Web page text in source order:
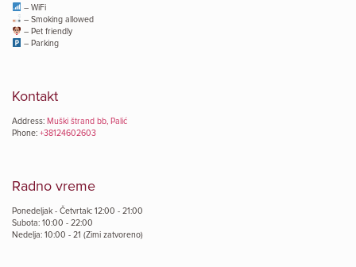
– WiFi
– Smoking allowed
– Pet friendly
– Parking
Kontakt
Address: Muški štrand bb, Palić
Phone: +38124602603
Radno vreme
Ponedeljak - Četvrtak: 12:00 - 21:00
Subota: 10:00 - 22:00
Nedelja: 10:00 - 21 (Zimi zatvoreno)